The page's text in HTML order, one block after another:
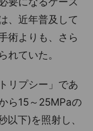
、近年普及して
術よりも、さら
れていた。
リプシー」であ
ら15～25MPaの
以下)を照射し、